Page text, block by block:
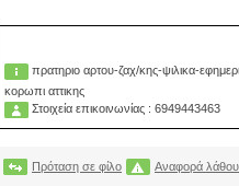
πρατηριο αρτου-ζαχ/κης-ψιλικα-
κορωπι αττικης
Στοιχεία επικοινωνίας : 6949443463
Πρόταση σε φίλο Αναφορά